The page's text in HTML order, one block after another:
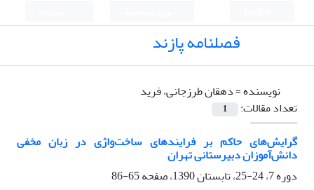
فصلنامه پازند
نویسنده =دهقان طرزجانی، فرید
تعداد مقالات:
1
گرایش‌های حاکم بر فرایندهای ساخت‌واژی در زبان مخفی
دانش‌آموزان دبیرستانی تهران
دوره 7، 24-25، تابستان 1390، صفحه
65-86